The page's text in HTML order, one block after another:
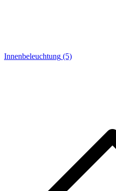
Innenbeleuchtung (5)